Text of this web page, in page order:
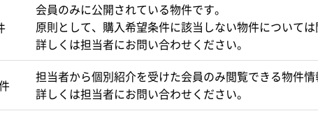
会員のみに公開されている物件です。
原則として、購入希望条件に該当しない物件については
詳しくは担当者にお問い合わせください。
担当者から個別紹介を受けた会員のみ閲覧できる物件情
詳しくは担当者にお問い合わせください。